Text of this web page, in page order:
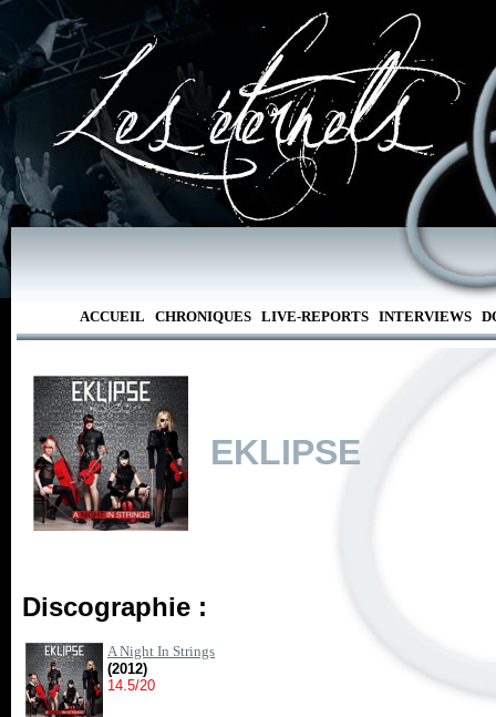
ACCUEIL CHRONIQUES LIVE-REPORTS INTERVIEWS
EKLIPSE
Discographie :
A Night In Strings
(2012)
14.5/20